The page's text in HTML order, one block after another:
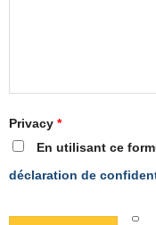
Privacy *
En utilisant ce
déclaration de